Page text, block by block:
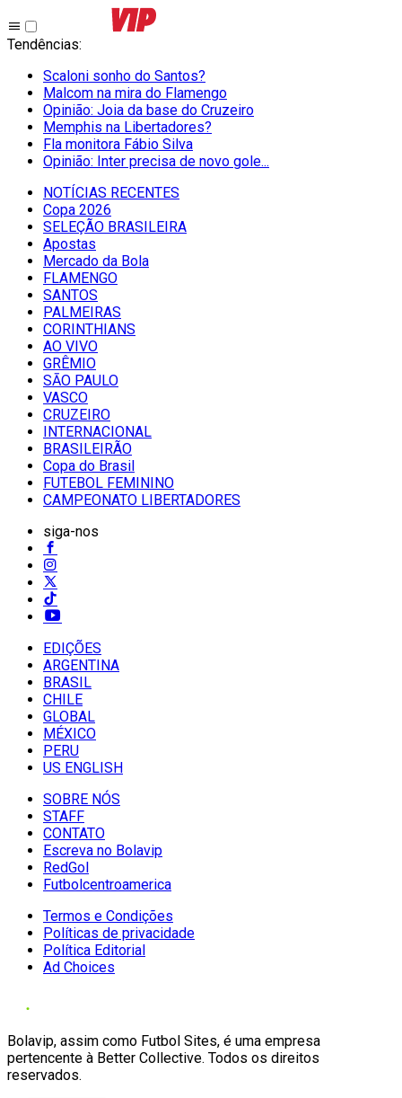
Tendências:
Scaloni sonho do Santos?
Malcom na mira do Flamengo
Opinião: Joia da base do Cruzeiro
Memphis na Libertadores?
Fla monitora Fábio Silva
Opinião: Inter precisa de novo gole...
NOTÍCIAS RECENTES
Copa 2026
SELEÇÃO BRASILEIRA
Apostas
Mercado da Bola
FLAMENGO
SANTOS
PALMEIRAS
CORINTHIANS
AO VIVO
GRÊMIO
SĀO PAULO
VASCO
CRUZEIRO
INTERNACIONAL
BRASILEIRÃO
Copa do Brasil
FUTEBOL FEMININO
CAMPEONATO LIBERTADORES
siga-nos
EDIÇÕES
ARGENTINA
BRASIL
CHILE
GLOBAL
MÉXICO
PERU
US ENGLISH
SOBRE NÓS
STAFF
CONTATO
Escreva no Bolavip
RedGol
Futbolcentroamerica
Termos e Condições
Políticas de privacidade
Política Editorial
Ad Choices
Bolavip, assim como Futbol Sites, é uma empresa
pertencente à Better Collective. Todos os direitos
reservados.